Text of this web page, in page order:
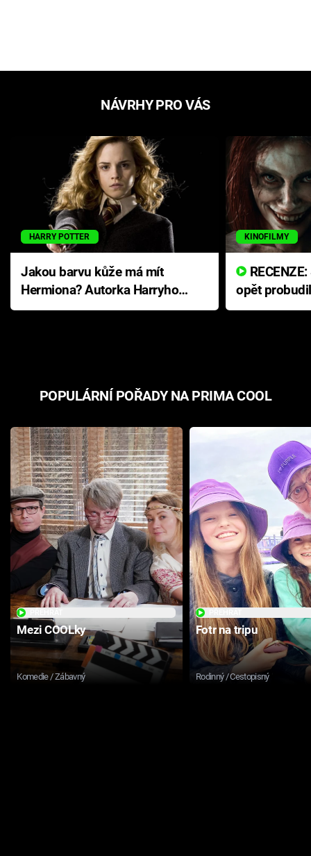
NÁVRHY PRO VÁS
HARRY POTTER
Jakou barvu kůže má mít
Hermiona? Autorka Harryho
Pottera přišla s ráznou
KINOFILMY
opět
přichází s
POPULÁRNÍ POŘADY NA PRIMA COOL
Mezi COOLky
Komedie / Zábavný
Fotr na tripu
Rodinný / Cestopisný